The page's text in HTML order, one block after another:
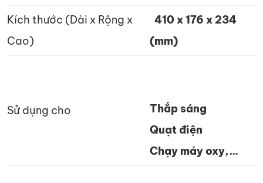
Kích thước (Dài x Rộng x
Cao)
410 x 176 x 234
(mm)
Sử dụng cho
Thắp sáng
Quạt điện
Chạy máy oxy,…